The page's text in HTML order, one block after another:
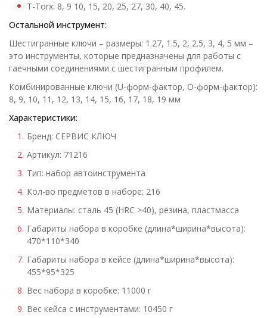
T-Torx: 8, 9 10, 15, 20, 25, 27, 30, 40, 45.
Остальной инструмент:
Шестигранные ключи – размеры: 1.27, 1.5, 2, 2.5, 3, 4, 5 мм –
это инструменты, которые предназначены для работы с
гаечными соединениями с шестигранным профилем.
Комбинированные ключи (U-форм-фактор, O-форм-фактор):
8, 9, 10, 11, 12, 13, 14, 15, 16, 17, 18, 19 мм
Характеристики:
Бренд: СЕРВИС КЛЮЧ
Артикул: 71216
Тип: набор автоинструмента
Кол-во предметов в наборе: 216
Материалы: сталь 45 (HRC >40), резина, пластмасса
Габариты набора в коробке (длина*ширина*высота):
470*110*340
Габариты набора в кейсе (длина*ширина*высота):
455*95*325
Вес набора в коробке: 11000 г
Вес кейса с инструментами: 10450 г